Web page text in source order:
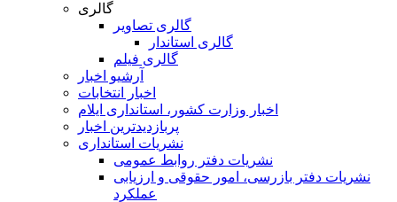
گالری
گالری تصاویر
گالری استاندار
گالری فیلم
آرشیو اخبار
اخبار انتخابات
اخبار وزارت کشور، استانداری ایلام
پربازدیدترین اخبار
نشریات استانداری
نشریات دفتر روابط عمومی
نشريات دفتر بازرسی، امور حقوقی و ارزيابی
عملکرد